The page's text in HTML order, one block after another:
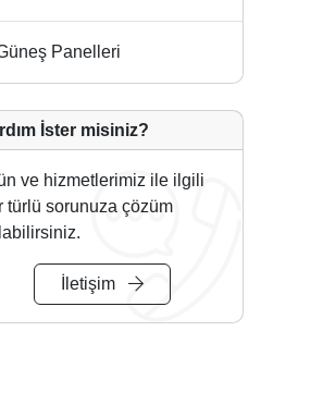
Panelleri
İster misiniz?
ve hizmetlerimiz ile ilgili
türlü sorunuza çözüm
İletişim